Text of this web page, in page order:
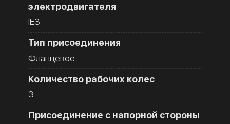
электродвигателя
IE3
Тип присоединения
Фланцевое
Количество рабочих колес
3
Присоединение с напорной стороны